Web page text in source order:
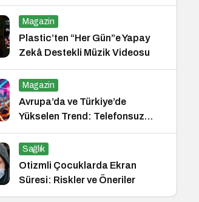
Güvenlik Politikaları ve Hukuk
Konferansı
Magazin
Plastic’ten “Her Gün”e Yapay
Zekâ Destekli Müzik Videosu
Magazin
Avrupa’da ve Türkiye’de
Yükselen Trend: Telefonsuz
Gece Kulüpleri
Sağlık
Otizmli Çocuklarda Ekran
Süresi: Riskler ve Öneriler